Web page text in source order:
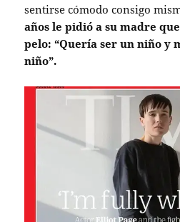
sentirse cómodo consigo
años le pidió a su madre
pelo: “Quería ser un niño y
niño”.